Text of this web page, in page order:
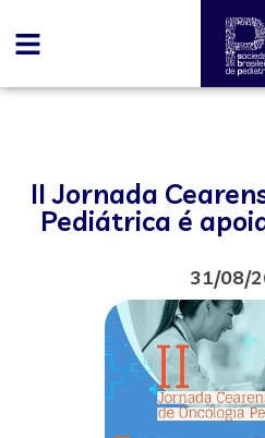
II Jornada
Pediátrica é
31/08/